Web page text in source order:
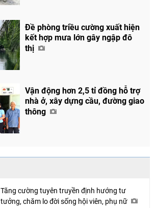
Đề phòng triều cường xuất hiện
kết hợp mưa lớn gây ngập đô
thị
Vận động hơn 2,5 tỉ đồng hỗ trợ
nhà ở, xây dựng cầu, đường giao
thông
Tăng cường tuyên truyền định hướng tư
tưởng, chăm lo đời sống hội viên, phụ nữ